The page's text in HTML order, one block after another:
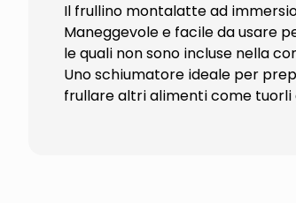
Il frullino montalatte ad
Maneggevole e facile da usare
le quali non sono incluse nella
Uno schiumatore ideale per
frullare altri alimenti come tuorli